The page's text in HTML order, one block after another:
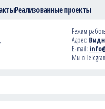
Реализованные проекты
Режим
Адрес:
E-mail:
Мы в